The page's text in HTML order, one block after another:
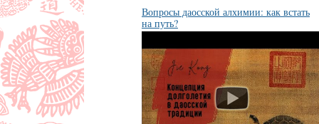
Вопросы даосской алхимии: как встать
на путь?